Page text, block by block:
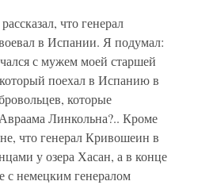
что генерал
в Испании. Я подумал:
с мужем моей старшей
поехал в Испанию в
которые
Линкольна?.. Кроме
что генерал Кривошеин в
у озера Хасан, а в конце
с немецким генералом